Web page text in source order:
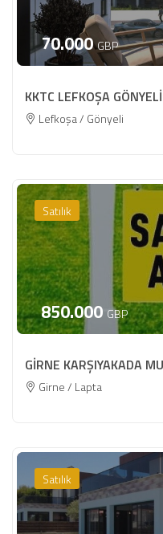
70.000 GBP
KKTC LEFKOŞA
Lefkoşa / Gönyeli
Satılık
850.000 GBP
GİRNE KARŞIYAKADA
Girne / Lapta
Satılık